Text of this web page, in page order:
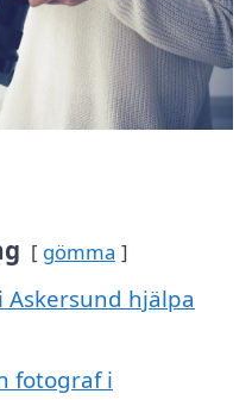
gömma
hjälpa
fotograf i